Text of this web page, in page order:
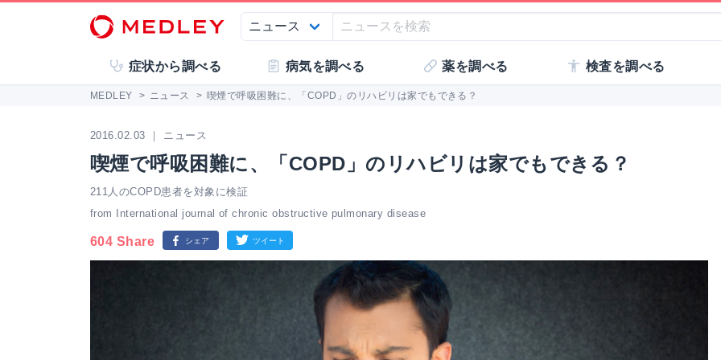
症状から調べる 病気を調べる 薬を調べる 検査を調べる
MEDLEY > ニュース > 喫煙で呼吸困難に、「COPD」のリハビリは家でもできる？
2016.02.03 ｜ ニュース
喫煙で呼吸困難に、「COPD」のリハビリは家でもできる？
211人のCOPD患者を対象に検証
from International journal of chronic obstructive pulmonary disease
604 Share